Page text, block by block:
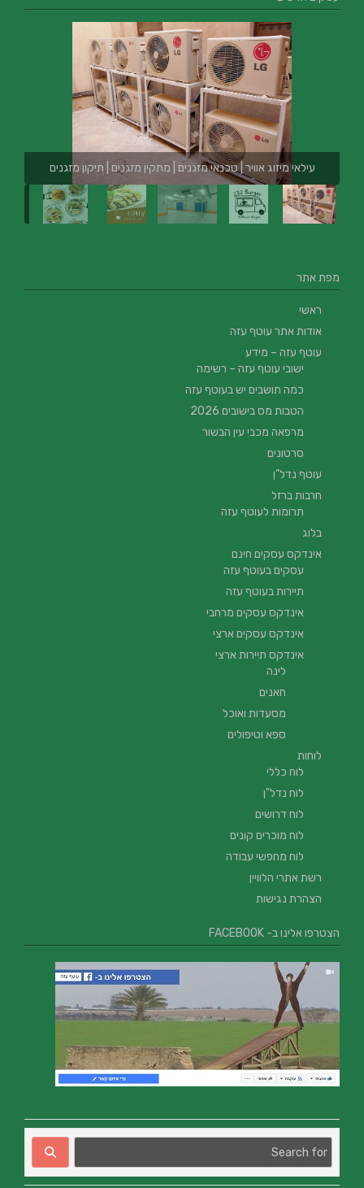
עילאי מיזוג אוויר | טכנאי מזגנים | מתקין מזגנים | תיקון מזגנים
מפת אתר
ראשי
אודות אתר עוטף עזה
עוטף עזה – מידע
ישובי עוטף עזה – רשימה
כמה תושבים יש בעוטף עזה
הטבות מס בישובים 2026
מרפאה מכבי עין הבשור
סרטונים
עוטף נדל”ן
חרבות ברזל
תרומות לעוטף עזה
בלוג
אינדקס עסקים חינם
עסקים בעוטף עזה
תיירות בעוטף עזה
אינדקס עסקים מרחבי
אינדקס עסקים ארצי
אינדקס תיירות ארצי
לינה
חאנים
מסעדות ואוכל
ספא וטיפולים
לוחות
לוח כללי
לוח נדל"ן
לוח דרושים
לוח מוכרים קונים
לוח מחפשי עבודה
רשת אתרי הלוויין
הצהרת נגישות
הצטרפו אלינו ב- FACEBOOK